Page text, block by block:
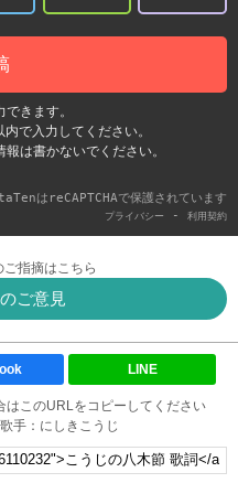
きます。
で入力してください。
は書かないでください。
はreCAPTCHAで保護されています
プライバシー - 利用契約
指摘はこちら
ご意見
LINE
はこのURLをコピーしてください
手：にしきこうじ